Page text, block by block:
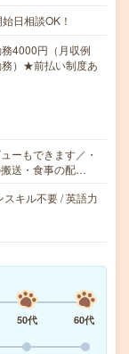
日相談OK！
4000円（月収例
）★前払い制度あ
ーもできます／・
送・食事の配…
キル不要 / 英語力
50代
60代